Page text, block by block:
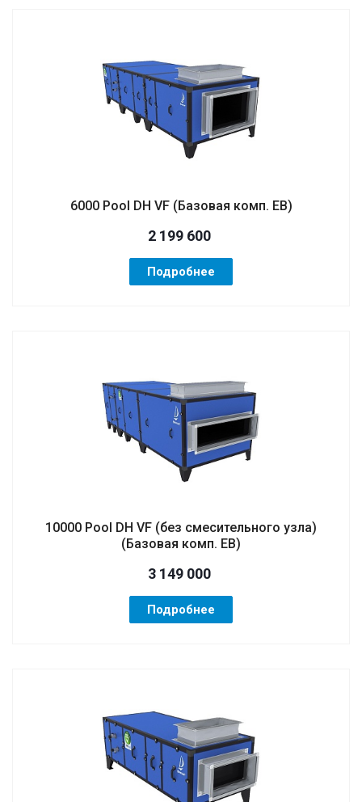
6000 Pool DH VF (Базовая комп. EB)
2 199 600
Подробнее
10000 Pool DH VF (без смесительного узла)
(Базовая комп. EB)
3 149 000
Подробнее